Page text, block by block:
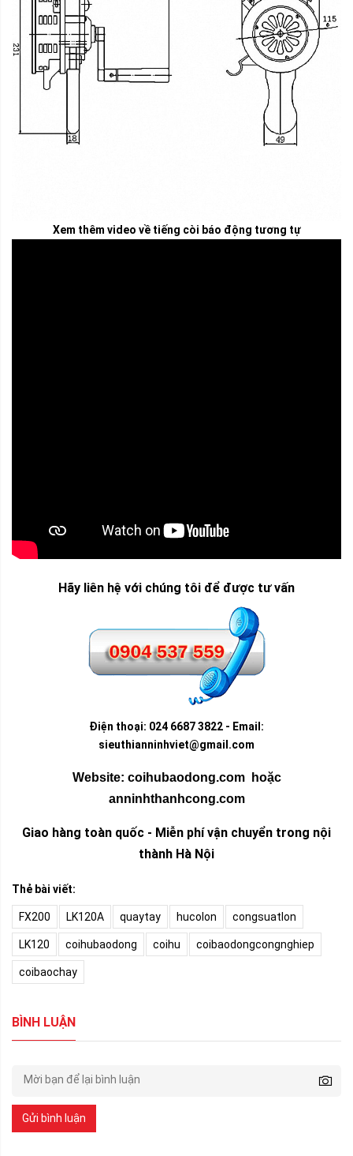
Xem thêm video về tiếng còi báo động tương tự
Hãy liên hệ với chúng tôi để được tư vấn
Điện thoại: 024 6687 3822 - Email:
sieuthianninhviet@gmail.com
Website: coihubaodong.comhoặc
anninhthanhcong.com
Giao hàng toàn quốc - Miễn phí vận chuyển trong nội
thành Hà Nội
Thẻ bài viết:
FX200 LK120A quaytay hucolon congsuatlon
LK120 coihubaodong coihu coibaodongcongnghiep
coibaochay
BÌNH LUẬN
Gửi bình luận